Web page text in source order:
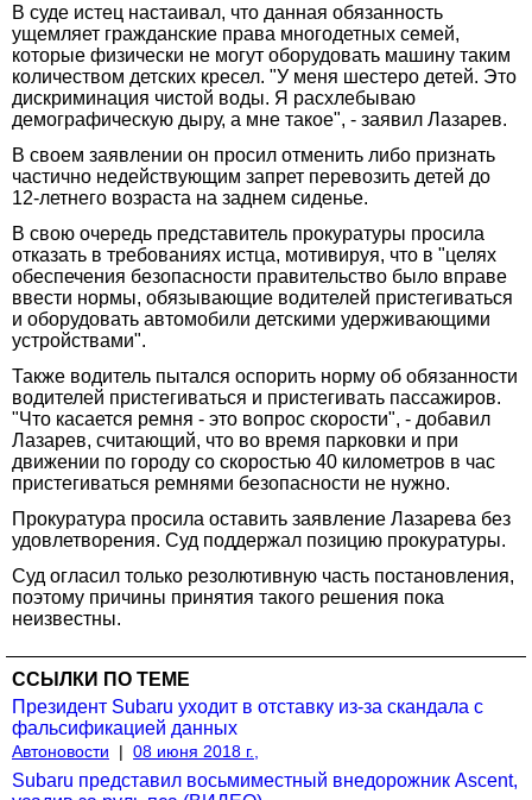
В суде истец настаивал, что данная обязанность
ущемляет гражданские права многодетных семей,
которые физически не могут оборудовать машину таким
количеством детских кресел. "У меня шестеро детей. Это
дискриминация чистой воды. Я расхлебываю
демографическую дыру, а мне такое", - заявил Лазарев.
В своем заявлении он просил отменить либо признать
частично недействующим запрет перевозить детей до
12-летнего возраста на заднем сиденье.
В свою очередь представитель прокуратуры просила
отказать в требованиях истца, мотивируя, что в "целях
обеспечения безопасности правительство было вправе
ввести нормы, обязывающие водителей пристегиваться
и оборудовать автомобили детскими удерживающими
устройствами".
Также водитель пытался оспорить норму об обязанности
водителей пристегиваться и пристегивать пассажиров.
"Что касается ремня - это вопрос скорости", - добавил
Лазарев, считающий, что во время парковки и при
движении по городу со скоростью 40 километров в час
пристегиваться ремнями безопасности не нужно.
Прокуратура просила оставить заявление Лазарева без
удовлетворения. Суд поддержал позицию прокуратуры.
Суд огласил только резолютивную часть постановления,
поэтому причины принятия такого решения пока
неизвестны.
ССЫЛКИ ПО ТЕМЕ
Президент Subaru уходит в отставку из-за скандала с
фальсификацией данных
Автоновости | 08 июня 2018 г.,
Subaru представил восьмиместный внедорожник Ascent,